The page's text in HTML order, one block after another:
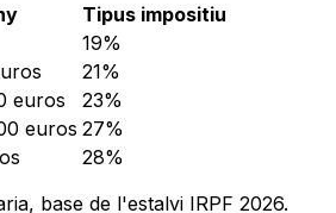
Tipus impositiu
19%
21%
euros
23%
euros 27%
28%
base de l'estalvi IRPF 2026.